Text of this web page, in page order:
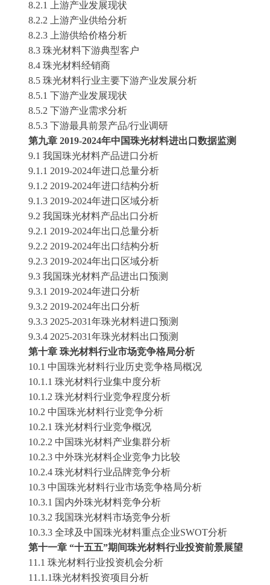
8.2.1 上游产业发展现状
8.2.2 上游产业供给分析
8.2.3 上游供给价格分析
8.3 珠光材料下游典型客户
8.4 珠光材料经销商
8.5 珠光材料行业主要下游产业发展分析
8.5.1 下游产业发展现状
8.5.2 下游产业需求分析
8.5.3 下游最具前景产品/行业调研
第九章 2019-2024年中国珠光材料进出口数据监测
9.1 我国珠光材料产品进口分析
9.1.1 2019-2024年进口总量分析
9.1.2 2019-2024年进口结构分析
9.1.3 2019-2024年进口区域分析
9.2 我国珠光材料产品出口分析
9.2.1 2019-2024年出口总量分析
9.2.2 2019-2024年出口结构分析
9.2.3 2019-2024年出口区域分析
9.3 我国珠光材料产品进出口预测
9.3.1 2019-2024年进口分析
9.3.2 2019-2024年出口分析
9.3.3 2025-2031年珠光材料进口预测
9.3.4 2025-2031年珠光材料出口预测
第十章 珠光材料行业市场竞争格局分析
10.1 中国珠光材料行业历史竞争格局概况
10.1.1 珠光材料行业集中度分析
10.1.2 珠光材料行业竞争程度分析
10.2 中国珠光材料行业竞争分析
10.2.1 珠光材料行业竞争概况
10.2.2 中国珠光材料产业集群分析
10.2.3 中外珠光材料企业竞争力比较
10.2.4 珠光材料行业品牌竞争分析
10.3 中国珠光材料行业市场竞争格局分析
10.3.1 国内外珠光材料竞争分析
10.3.2 我国珠光材料市场竞争分析
10.3.3 全球及中国珠光材料重点企业SWOT分析
第十一章 “十五五”期间珠光材料行业投资前景展望
11.1 珠光材料行业投资机会分析
11.1.1珠光材料投资项目分析